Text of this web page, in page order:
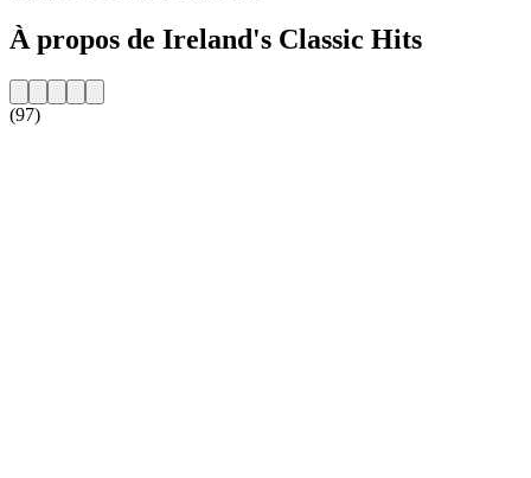
À propos de Ireland's Classic Hits
(97)